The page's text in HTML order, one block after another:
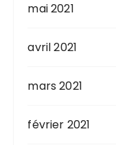
mai 2021
avril 2021
mars 2021
février 2021